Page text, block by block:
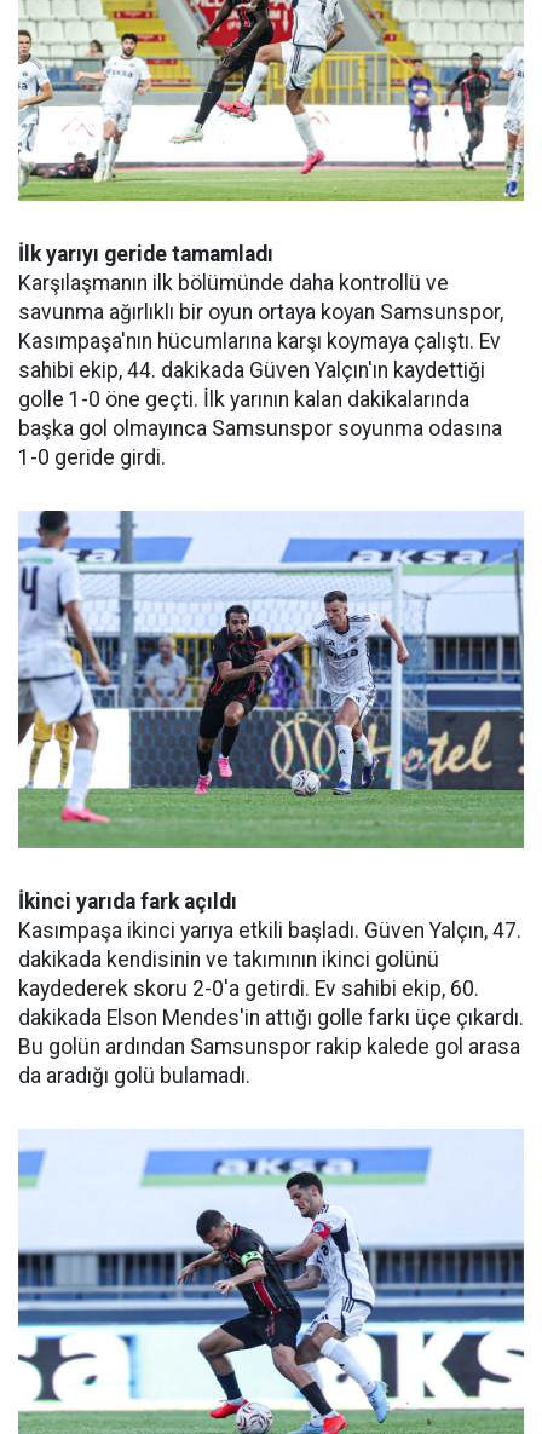
İlk yarıyı geride tamamladı
Karşılaşmanın ilk bölümünde daha kontrollü ve
savunma ağırlıklı bir oyun ortaya koyan Samsunspor,
Kasımpaşa'nın hücumlarına karşı koymaya çalıştı. Ev
sahibi ekip, 44. dakikada Güven Yalçın'ın kaydettiği
golle 1-0 öne geçti. İlk yarının kalan dakikalarında
başka gol olmayınca Samsunspor soyunma odasına
1-0 geride girdi.
İkinci yarıda fark açıldı
Kasımpaşa ikinci yarıya etkili başladı. Güven Yalçın, 47.
dakikada kendisinin ve takımının ikinci golünü
kaydederek skoru 2-0'a getirdi. Ev sahibi ekip, 60.
dakikada Elson Mendes'in attığı golle farkı üçe çıkardı.
Bu golün ardından Samsunspor rakip kalede gol arasa
da aradığı golü bulamadı.